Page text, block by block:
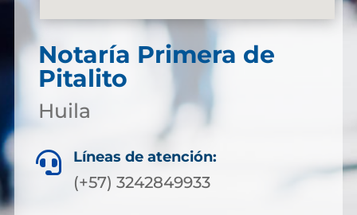
Notaría Primera de
Pitalito
Huila
 Líneas de atención:
(+57) 3242849933